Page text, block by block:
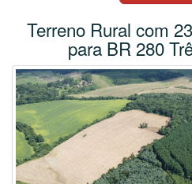
Terreno Rural com
para BR 280